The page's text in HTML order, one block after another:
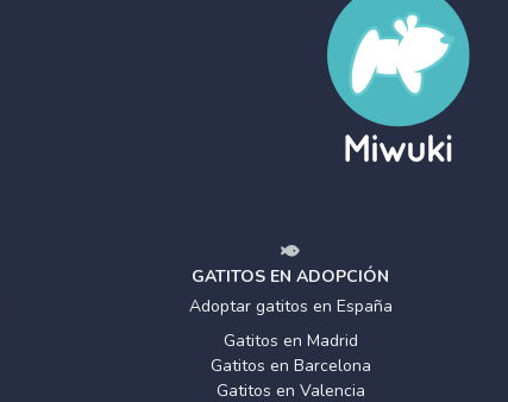
GATITOS EN ADOPCIÓN
Adoptar gatitos en España
Gatitos en Madrid
Gatitos en Barcelona
Gatitos en Valencia